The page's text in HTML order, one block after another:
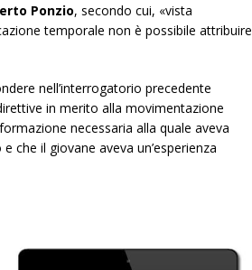
Ponzio, secondo cui, «vista
temporale non è possibile attribuire
nell’interrogatorio precedente
in merito alla movimentazione
necessaria alla quale aveva
che il giovane aveva un’esperienza